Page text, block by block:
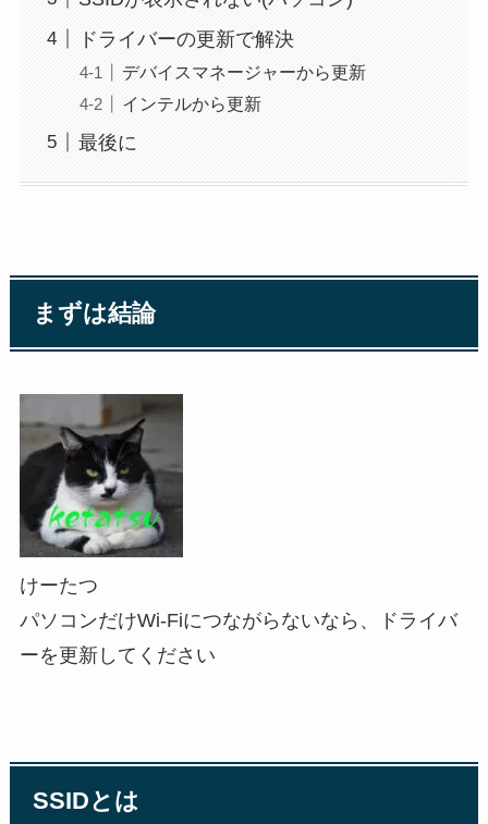
ドライバーの更新で解決
デバイスマネージャーから更新
インテルから更新
最後に
まずは結論
けーたつ
パソコンだけWi-Fiにつながらないなら、ドライバ
ーを更新してください
SSIDとは